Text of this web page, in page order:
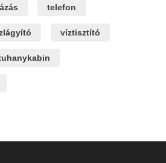
telefon
víztisztító